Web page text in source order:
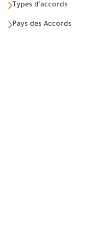
Types d'accords
Pays des Accords